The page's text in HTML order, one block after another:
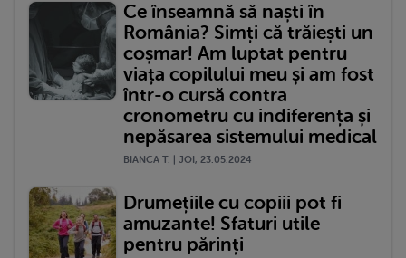
Ce înseamnă să naști în
România? Simți că trăiești un
coșmar! Am luptat pentru
viața copilului meu și am fost
într-o cursă contra
cronometru cu indiferența și
nepăsarea sistemului medical
BIANCA T. | JOI, 23.05.2024
Drumețiile cu copiii pot fi
amuzante! Sfaturi utile
pentru părinți